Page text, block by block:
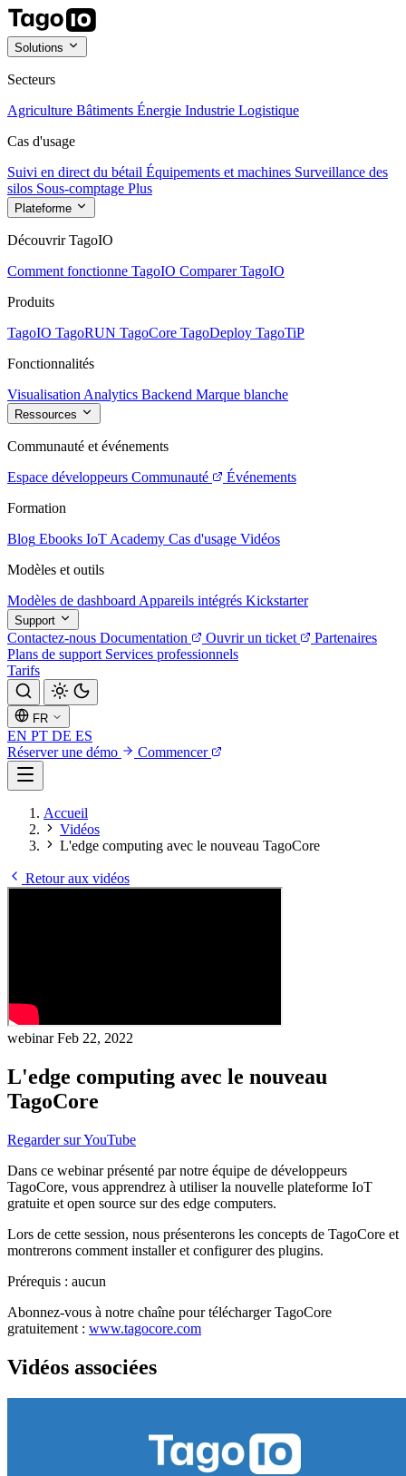
Solutions
Secteurs
Agriculture Bâtiments Énergie Industrie Logistique
Cas d'usage
Suivi en direct du bétail Équipements et machines Surveillance des
silos Sous-comptage Plus
Plateforme
Découvrir TagoIO
Comment fonctionne TagoIO Comparer TagoIO
Produits
TagoIO TagoRUN TagoCore TagoDeploy TagoTiP
Fonctionnalités
Visualisation Analytics Backend Marque blanche
Ressources
Communauté et événements
Espace développeurs Communauté
Événements
Formation
Blog Ebooks IoT Academy Cas d'usage Vidéos
Modèles et outils
Modèles de dashboard Appareils intégrés Kickstarter
Support
Contactez-nous Documentation Ouvrir un ticket
Partenaires
Plans de support Services professionnels
Tarifs
FR
EN PT DE ES
Réserver une démo
Commencer
Accueil
Vidéos
L'edge computing avec le nouveau TagoCore
Retour aux vidéos
webinarFeb 22, 2022
L'edge computing avec le nouveau
TagoCore
Regarder sur YouTube
Dans ce webinar présenté par notre équipe de développeurs
TagoCore, vous apprendrez à utiliser la nouvelle plateforme IoT
gratuite et open source sur des edge computers.
Lors de cette session, nous présenterons les concepts de TagoCore et
montrerons comment installer et configurer des plugins.
Prérequis : aucun
Abonnez-vous à notre chaîne pour télécharger TagoCore
gratuitement : www.tagocore.com
Vidéos associées